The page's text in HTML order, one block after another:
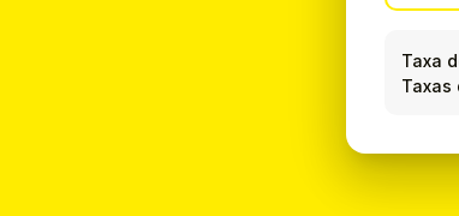
Taxa
Taxas